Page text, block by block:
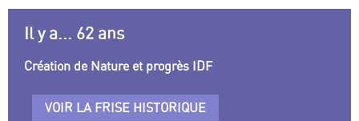
Il y a... 62 ans
Création de Nature et progrès IDF
VOIR LA FRISE HISTORIQUE